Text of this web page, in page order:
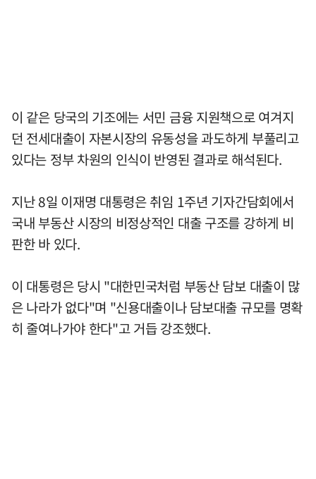
이 같은 당국의 기조에는 서민 금융 지원책으로 여겨지
던 전세대출이 자본시장의 유동성을 과도하게 부풀리고
있다는 정부 차원의 인식이 반영된 결과로 해석된다.
지난 8일 이재명 대통령은 취임 1주년 기자간담회에서
국내 부동산 시장의 비정상적인 대출 구조를 강하게 비
판한 바 있다.
이 대통령은 당시 "대한민국처럼 부동산 담보 대출이 많
은 나라가 없다"며 "신용대출이나 담보대출 규모를 명확
히 줄여나가야 한다"고 거듭 강조했다.